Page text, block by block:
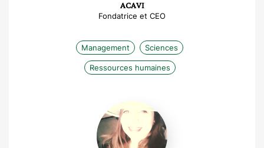
ACAVI
Fondatrice et CEO
Management Sciences
Ressources humaines
Aicha
Beya
Mammeria